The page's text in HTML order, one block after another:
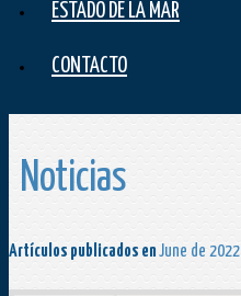
ESTADO DE LA MAR
CONTACTO
Noticias
Artículos publicados enJune de 2022